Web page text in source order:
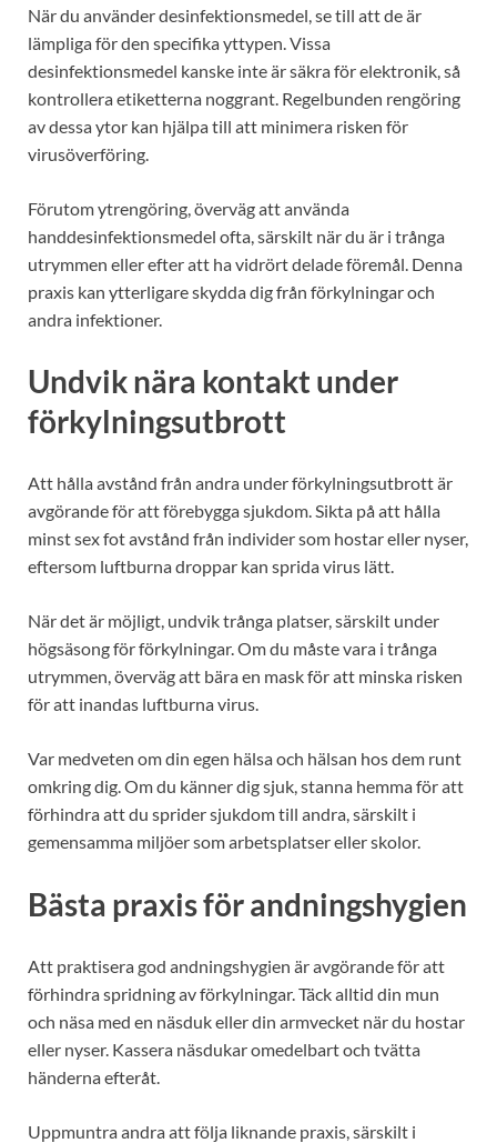
När du använder desinfektionsmedel, se till att de är
lämpliga för den specifika yttypen. Vissa
desinfektionsmedel kanske inte är säkra för elektronik, så
kontrollera etiketterna noggrant. Regelbunden rengöring
av dessa ytor kan hjälpa till att minimera risken för
virusöverföring.
Förutom ytrengöring, överväg att använda
handdesinfektionsmedel ofta, särskilt när du är i trånga
utrymmen eller efter att ha vidrört delade föremål. Denna
praxis kan ytterligare skydda dig från förkylningar och
andra infektioner.
Undvik nära kontakt under
förkylningsutbrott
Att hålla avstånd från andra under förkylningsutbrott är
avgörande för att förebygga sjukdom. Sikta på att hålla
minst sex fot avstånd från individer som hostar eller nyser,
eftersom luftburna droppar kan sprida virus lätt.
När det är möjligt, undvik trånga platser, särskilt under
högsäsong för förkylningar. Om du måste vara i trånga
utrymmen, överväg att bära en mask för att minska risken
för att inandas luftburna virus.
Var medveten om din egen hälsa och hälsan hos dem runt
omkring dig. Om du känner dig sjuk, stanna hemma för att
förhindra att du sprider sjukdom till andra, särskilt i
gemensamma miljöer som arbetsplatser eller skolor.
Bästa praxis för andningshygien
Att praktisera god andningshygien är avgörande för att
förhindra spridning av förkylningar. Täck alltid din mun
och näsa med en näsduk eller din armvecket när du hostar
eller nyser. Kassera näsdukar omedelbart och tvätta
händerna efteråt.
Uppmuntra andra att följa liknande praxis, särskilt i